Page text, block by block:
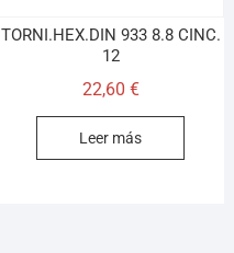
TORNI.HEX.DIN 933 8.8 CINC.
12
22,60 €
Leer más